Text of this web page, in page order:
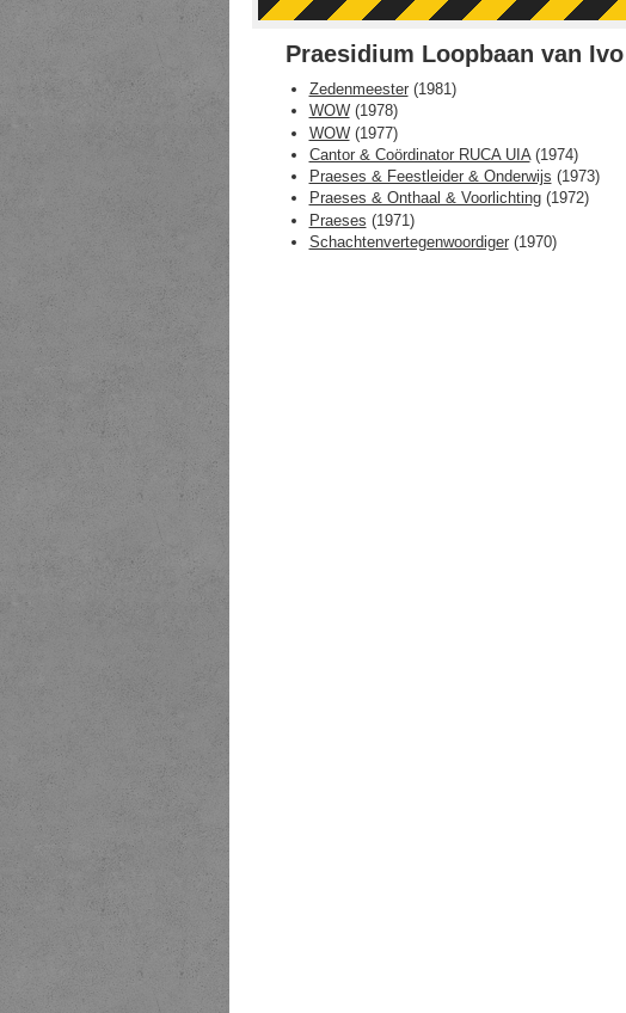
Praesidium Loopbaan van
Zedenmeester(1981)
WOW(1978)
WOW(1977)
Cantor & Coördinator RUCA UIA(1974)
Praeses & Feestleider & Onderwijs (1973)
Praeses & Onthaal & Voorlichting(1972)
Praeses (1971)
Schachtenvertegenwoordiger(1970)